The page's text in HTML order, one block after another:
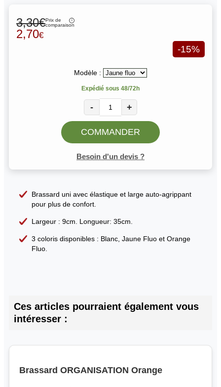
3,30€Prix de
comparaison
2,70€
-15%
Modèle :
Expédié sous 48/72h
- +
COMMANDER
Besoin d'un devis ?
Brassard uni avec élastique et large auto-agrippant
pour plus de confort.
Largeur : 9cm. Longueur: 35cm.
3 coloris disponibles : Blanc, Jaune Fluo et Orange
Fluo.
Ces articles pourraient également vous
intéresser :
Brassard ORGANISATION Orange